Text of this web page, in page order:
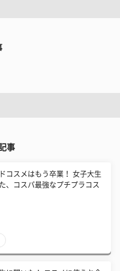
事
コスメはもう卒業！ 女子大生
、コスパ最強なプチプラコス